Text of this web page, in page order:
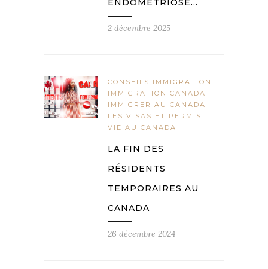
ENDOMÉTRIOSE…
2 décembre 2025
CONSEILS IMMIGRATION
IMMIGRATION CANADA
IMMIGRER AU CANADA
LES VISAS ET PERMIS
VIE AU CANADA
LA FIN DES
RÉSIDENTS
TEMPORAIRES AU
CANADA
26 décembre 2024